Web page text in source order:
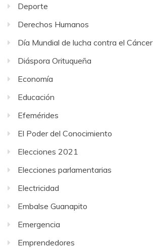
Deporte
Derechos Humanos
Día Mundial de lucha contra el Cáncer
Diáspora Orituqueña
Economía
Educación
Efemérides
El Poder del Conocimiento
Elecciones 2021
Elecciones parlamentarias
Electricidad
Embalse Guanapito
Emergencia
Emprendedores